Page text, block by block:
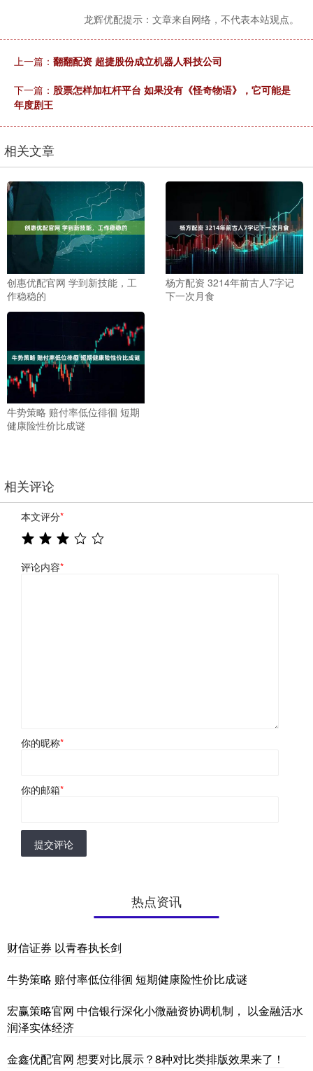
龙辉优配提示：文章来自网络，不代表本站观点。
上一篇： 翻翻配资 超捷股份成立机器人科技公司
下一篇： 股票怎样加杠杆平台 如果没有《怪奇物语》，它可能是
年度剧王
相关文章
创惠优配官网 学到新技能，工
作稳稳的
杨方配资 3214年前古人7字记
下一次月食
牛势策略 赔付率低位徘徊 短期
健康险性价比成谜
相关评论
本文评分*
评论内容*
你的昵称*
你的邮箱*
提交评论
热点资讯
财信证券 以青春执长剑
牛势策略 赔付率低位徘徊 短期健康险性价比成谜
宏赢策略官网 中信银行深化小微融资协调机制， 以金融活水
润泽实体经济
金鑫优配官网 想要对比展示？8种对比类排版效果来了！